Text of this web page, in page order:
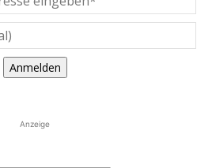
Anmelden
Anzeige